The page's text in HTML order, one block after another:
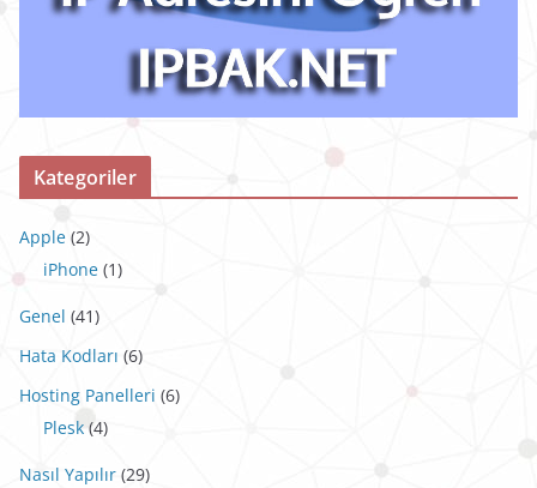
Kategoriler
Apple (2)
iPhone (1)
Genel (41)
Hata Kodları (6)
Hosting Panelleri (6)
Plesk (4)
Nasıl Yapılır (29)